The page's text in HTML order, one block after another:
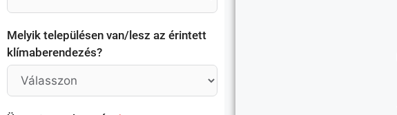
Melyik településen van/lesz az érintett
klímaberendezés?